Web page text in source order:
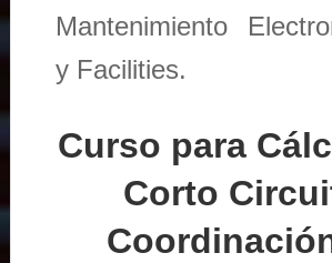
Mantenimiento
y Facilities.
Curso para
Corto